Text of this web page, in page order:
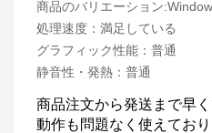
商品のバリエーション:
処理速度 ： 満足している
グラフィック性能 ： 普通
静音性・発熱 ： 普通
商品注文から発送まで早く
動作も問題なく使えてお